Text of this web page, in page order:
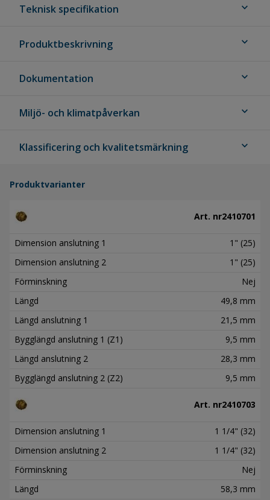
Teknisk specifikation expand_more
Produktbeskrivning expand_more
Dokumentation expand_more
Miljö- och klimatpåverkan expand_more
Klassificering och kvalitetsmärkning expand_more
Produktvarianter
Art. nr2410701
Dimension anslutning 1
1" (25)
Dimension anslutning 2
1" (25)
Förminskning
Nej
Längd
49,8 mm
Längd anslutning 1
21,5 mm
Bygglängd anslutning 1 (Z1)
9,5 mm
Längd anslutning 2
28,3 mm
Bygglängd anslutning 2 (Z2)
9,5 mm
Art. nr2410703
Dimension anslutning 1
1 1/4" (32)
Dimension anslutning 2
1 1/4" (32)
Förminskning
Nej
Längd
58,3 mm